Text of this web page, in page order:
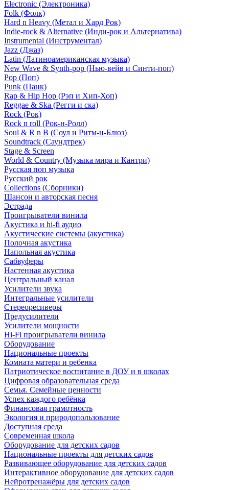
Electronic (Электроника)
Folk (Фолк)
Hard n Heavy (Метал и Хард Рок)
Indie-rock & Alternative (Инди-рок и Альтернатива)
Instrumental (Инструментал)
Jazz (Джаз)
Latin (Латиноамериканская музыка)
New Wave & Synth-pop (Нью-вейв и Синти-поп)
Pop (Поп)
Punk (Панк)
Rap & Hip Hop (Рэп и Хип-Хоп)
Reggae & Ska (Регги и ска)
Rock (Рок)
Rock n roll (Рок-н-Ролл)
Soul & R n B (Соул и Ритм-н-Блюз)
Soundtrack (Саундтрек)
Stage & Screen
World & Country (Музыка мира и Кантри)
Русская поп музыка
Русский рок
Сollections (Сборники)
Шансон и авторская песня
Эстрада
Проигрыватели винила
Акустика и hi-fi аудио
Акустические системы (акустика)
Полочная акустика
Напольная акустика
Сабвуферы
Настенная акустика
Центральный канал
Усилители звука
Интегральные усилители
Стереоресиверы
Предусилители
Усилители мощности
Hi-Fi проигрыватели винила
Оборудование
Национальные проекты
Комната матери и ребенка
Патриотическое воспитание в ДОУ и в школах
Цифровая образовательная среда
Семья. Семейные ценности
Успех каждого ребёнка
Финансовая грамотность
Экология и природопользование
Доступная среда
Современная школа
Оборудование для детских садов
Национальные проекты для детских садов
Развивающее оборудование для детских садов
Интерактивное оборудование для детских садов
Нейротренажёры для детских садов